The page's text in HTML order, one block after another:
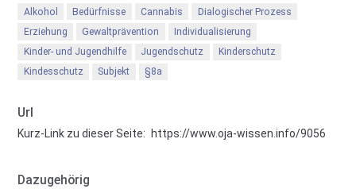
Alkohol Bedürfnisse Cannabis
Dialogischer Prozess
Erziehung
Gewaltprävention
Individualisierung
Kinder- und Jugendhilfe
Jugendschutz
Kinderschutz
Kindesschutz
Subjekt §8a
Url
Kurz-Link zu dieser Seite: https://www.oja-wissen.info/9056
Dazugehörig